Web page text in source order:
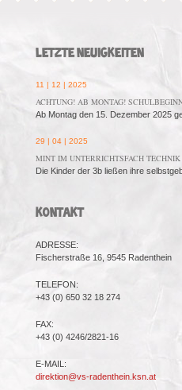
LETZTE NEUIGKEITEN
11 | 12 | 2025
ACHTUNG! AB MONTAG!
Ab Montag den 15. Dezember 2025
29 | 04 | 2025
MINT IM UNTERRICHTSFACH
Die Kinder der 3b ließen ihre
KONTAKT
ADRESSE:
Fischerstraße 16, 9545 Radenthein
TELEFON:
+43 (0) 650 32 18 274
FAX:
+43 (0) 4246/2821-16
E-MAIL:
direktion@vs-radenthein.ksn.at